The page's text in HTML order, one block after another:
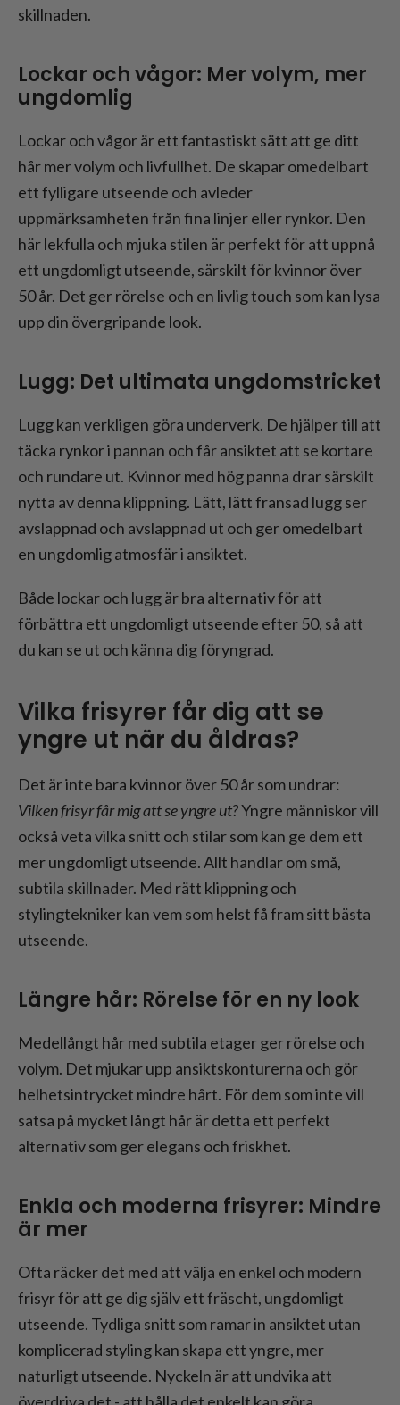
skillnaden.
Lockar och vågor: Mer volym, mer
ungdomlig
Lockar och vågor är ett fantastiskt sätt att ge ditt
hår mer volym och livfullhet. De skapar omedelbart
ett fylligare utseende och avleder
uppmärksamheten från fina linjer eller rynkor. Den
här lekfulla och mjuka stilen är perfekt för att uppnå
ett ungdomligt utseende, särskilt för kvinnor över
50 år. Det ger rörelse och en livlig touch som kan lysa
upp din övergripande look.
Lugg: Det ultimata ungdomstricket
Lugg kan verkligen göra underverk. De hjälper till att
täcka rynkor i pannan och får ansiktet att se kortare
och rundare ut. Kvinnor med hög panna drar särskilt
nytta av denna klippning. Lätt, lätt fransad lugg ser
avslappnad och avslappnad ut och ger omedelbart
en ungdomlig atmosfär i ansiktet.
Både lockar och lugg är bra alternativ för att
förbättra ett ungdomligt utseende efter 50, så att
du kan se ut och känna dig föryngrad.
Vilka frisyrer får dig att se
yngre ut när du åldras?
Det är inte bara kvinnor över 50 år som undrar:
Vilken frisyr får mig att se yngre ut?Yngre människor vill
också veta vilka snitt och stilar som kan ge dem ett
mer ungdomligt utseende. Allt handlar om små,
subtila skillnader. Med rätt klippning och
stylingtekniker kan vem som helst få fram sitt bästa
utseende.
Längre hår: Rörelse för en ny look
Medellångt hår med subtila etager ger rörelse och
volym. Det mjukar upp ansiktskonturerna och gör
helhetsintrycket mindre hårt. För dem som inte vill
satsa på mycket långt hår är detta ett perfekt
alternativ som ger elegans och friskhet.
Enkla och moderna frisyrer: Mindre
är mer
Ofta räcker det med att välja en enkel och modern
frisyr för att ge dig själv ett fräscht, ungdomligt
utseende. Tydliga snitt som ramar in ansiktet utan
komplicerad styling kan skapa ett yngre, mer
naturligt utseende. Nyckeln är att undvika att